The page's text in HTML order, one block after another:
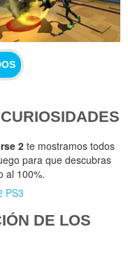
2 te mostramos todos
para que descubras
al 100%.
PS3
DE LOS